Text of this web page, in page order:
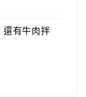
還有牛肉拌